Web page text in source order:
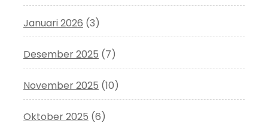
Januari 2026 (3)
Desember 2025 (7)
November 2025 (10)
Oktober 2025 (6)